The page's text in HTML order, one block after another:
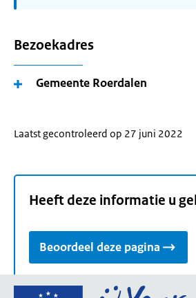
Bezoekadres
Gemeente Roerdalen
Laatst gecontroleerd op 27 juni 2022
Heeft deze informatie u
Beoordeel deze pagina
Ga